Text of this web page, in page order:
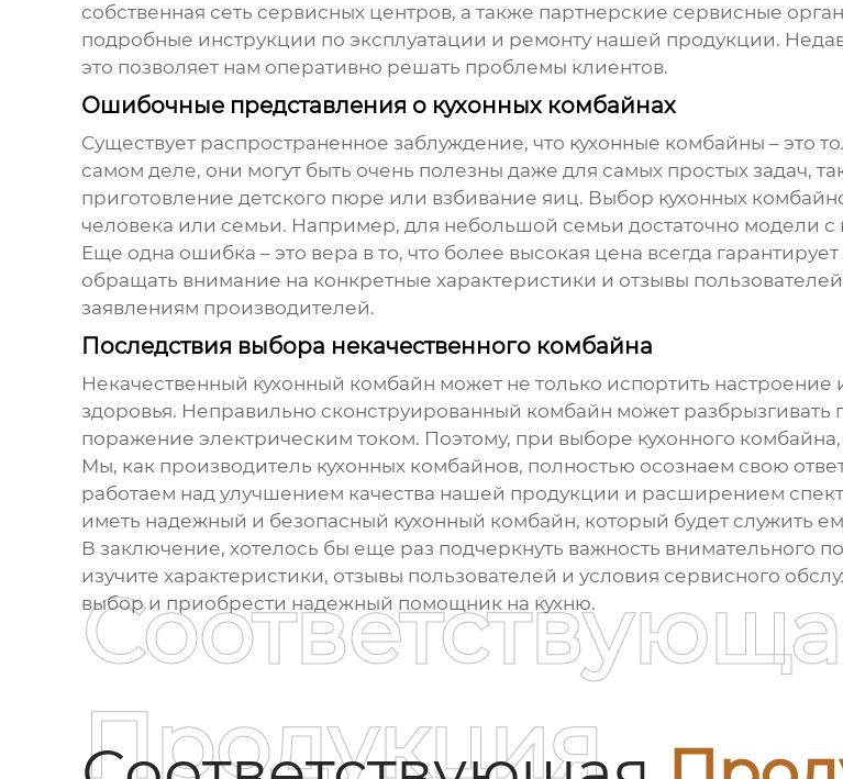
собственная сеть сервисных центров, а также партнерские сервисные
подробные инструкции по эксплуатации и ремонту нашей продукции.
это позволяет нам оперативно решать проблемы клиентов.
Ошибочные представления о кухонных комбайнах
Существует распространенное заблуждение, что кухонные комбайны – это
самом деле, они могут быть очень полезны даже для самых простых задач,
приготовление детского пюре или взбивание яиц. Выбор кухонных
человека или семьи. Например, для небольшой семьи достаточно
Еще одна ошибка – это вера в то, что более высокая цена всегда
обращать внимание на конкретные характеристики и отзывы
заявлениям производителей.
Последствия выбора некачественного комбайна
Некачественный кухонный комбайн может не только испортить настроение
здоровья. Неправильно сконструированный комбайн может разбрызгивать
поражение электрическим током. Поэтому, при выборе кухонного комбайна
Мы, как производитель кухонных комбайнов, полностью осознаем свою
работаем над улучшением качества нашей продукции и расширением
иметь надежный и безопасный кухонный комбайн, который будет служить
В заключение, хотелось бы еще раз подчеркнуть важность внимательного
изучите характеристики, отзывы пользователей и условия сервисного
выбор и приобрести надежный помощник на кухню.
Продукция